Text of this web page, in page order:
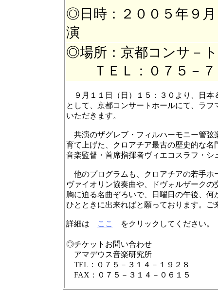
◎日時：２００５年９
演
◎場所：京都コンサ－
ＴＥＬ：０７５－７
９月１１日（日）１５：３０より、日本
として、京都コンサートホールにて、ラ
いただきます。
共演のザグレブ・フィルハーモニー管弦
育て上げた、クロアチア最古の歴史的な名
音楽監督・首席指揮者ヴィエコスラフ・シ
他のプログラムも、クロアチアの若手ホ
ヴァイオリン協奏曲や、ドヴォルザークの
胸に迫る名曲ぞろいで、日曜日の午後、何
ひとときに出来ればと願っております。ご
詳細は ここ をクリックしてください。
◎チケットお問い合わせ
アマデウス音楽研究所
TEL：０７５－３１４－１９２８
FAX：０７５－３１４－０６１５